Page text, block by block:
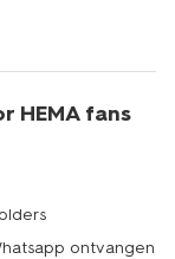
HEMA fans
ontvangen